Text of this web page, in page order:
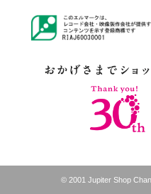
© 2001 Jupiter Shop